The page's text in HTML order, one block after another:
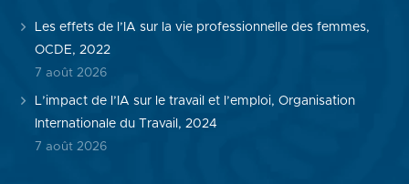
Les effets de l’IA sur la vie professionnelle des femmes,
OCDE, 2022
7 août 2026
L’impact de l’IA sur le travail et l’emploi, Organisation
Internationale du Travail, 2024
7 août 2026